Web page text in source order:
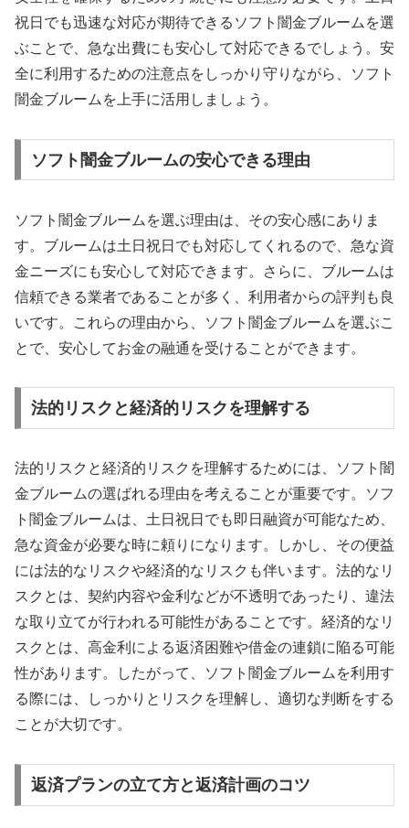
祝日でも迅速な対応が期待できるソフト闇金ブルームを選
ぶことで、急な出費にも安心して対応できるでしょう。安
全に利用するための注意点をしっかり守りながら、ソフト
闇金ブルームを上手に活用しましょう。
ソフト闇金ブルームの安心できる理由
ソフト闇金ブルームを選ぶ理由は、その安心感にありま
す。ブルームは土日祝日でも対応してくれるので、急な資
金ニーズにも安心して対応できます。さらに、ブルームは
信頼できる業者であることが多く、利用者からの評判も良
いです。これらの理由から、ソフト闇金ブルームを選ぶこ
とで、安心してお金の融通を受けることができます。
法的リスクと経済的リスクを理解する
法的リスクと経済的リスクを理解するためには、ソフト闇
金ブルームの選ばれる理由を考えることが重要です。ソフ
ト闇金ブルームは、土日祝日でも即日融資が可能なため、
急な資金が必要な時に頼りになります。しかし、その便益
には法的なリスクや経済的なリスクも伴います。法的なリ
スクとは、契約内容や金利などが不透明であったり、違法
な取り立てが行われる可能性があることです。経済的なリ
スクとは、高金利による返済困難や借金の連鎖に陥る可能
性があります。したがって、ソフト闇金ブルームを利用す
る際には、しっかりとリスクを理解し、適切な判断をする
ことが大切です。
返済プランの立て方と返済計画のコツ